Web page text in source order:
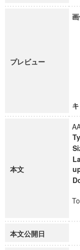
プレビュー
本文
本文公開日